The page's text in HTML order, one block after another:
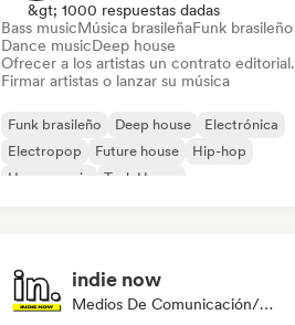
&gt; 1000 respuestas dadas
Bass musicMúsica brasileñaFunk brasileño
Dance musicDeep house
Ofrecer a los artistas un contrato editorial.
Firmar artistas o lanzar su música
Funk brasileño Deep house
Electrónica
Electropop
Future house
Hip-hop
House music
Tech House
indie now
Medios De Comunicación/Periodista